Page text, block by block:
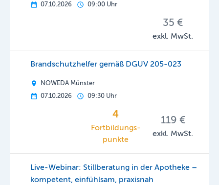
07.10.2026
09:00 Uhr
35 €
exkl. MwSt.
Brandschutzhelfer gemäß DGUV 205-023
NOWEDA Münster
07.10.2026
09:30 Uhr
4
Fortbildungs­
punkte
119 €
exkl. MwSt.
Live-Webinar: Stillberatung in der Apotheke –
kompetent, einfühlsam, praxisnah